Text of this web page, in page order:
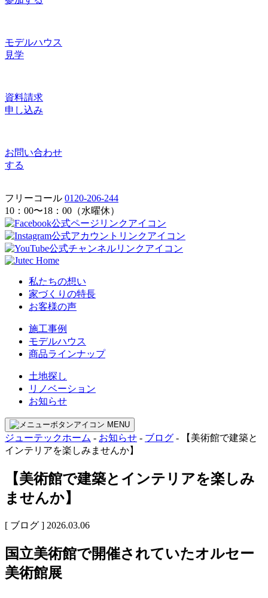
モデルハウス
見学
資料請求
申し込み
お問い合わせ
する
フリーコール 0120-206-244
10：00〜18：00（水曜休）
私たちの想い
家づくりの特長
お客様の声
施工事例
モデルハウス
商品ラインナップ
土地探し
リノベーション
お知らせ
MENU
ジューテックホーム - お知らせ - ブログ -
【美術館で建築と
インテリアを楽しみませんか】
【美術館で建築とインテリアを楽しみ
ませんか】
[ ブログ ] 2026.03.06
国立美術館で開催されていたオルセー
美術館展